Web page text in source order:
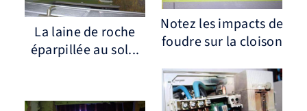
La laine de roche
éparpillée au sol...
Notez les impacts de
foudre sur la cloison